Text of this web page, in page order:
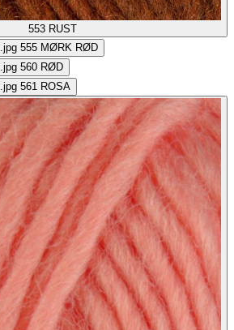
553 RUST
555 MØRK RØD
560 RØD
561 ROSA